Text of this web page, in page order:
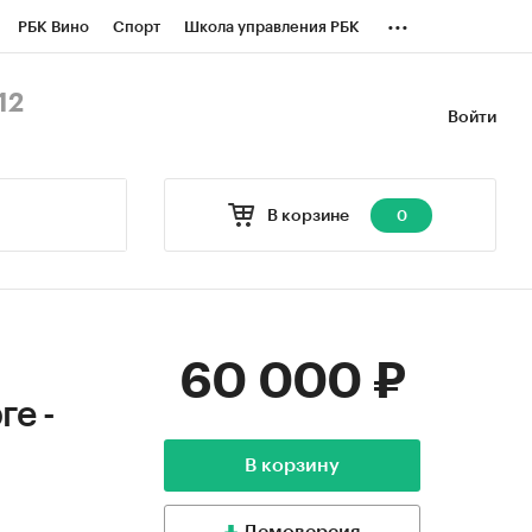
РБК Вино Спорт Школа управления РБК ...
Войти
В корзине 0
-
60 000 ₽
В корзину